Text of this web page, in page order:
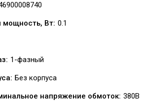
мощность, Вт: 0.1
1-фазный
Без корпуса
напряжение обмоток: 380В